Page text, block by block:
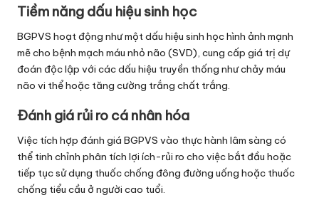
Tiềm năng dấu hiệu sinh học
BGPVS hoạt động như một dấu hiệu sinh học hình ảnh mạnh
mẽ cho bệnh mạch máu nhỏ não (SVD), cung cấp giá trị dự
đoán độc lập với các dấu hiệu truyền thống như chảy máu
não vi thể hoặc tăng cường trắng chất trắng.
Đánh giá rủi ro cá nhân hóa
Việc tích hợp đánh giá BGPVS vào thực hành lâm sàng có
thể tinh chỉnh phân tích lợi ích-rủi ro cho việc bắt đầu hoặc
tiếp tục sử dụng thuốc chống đông đường uống hoặc thuốc
chống tiểu cầu ở người cao tuổi.